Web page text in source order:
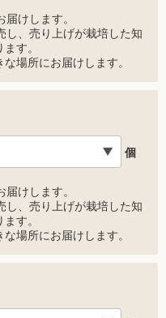
けします。
、売り上げが栽培した知
す。
場所にお届けします。
個
けします。
、売り上げが栽培した知
す。
場所にお届けします。